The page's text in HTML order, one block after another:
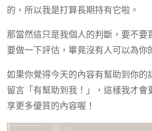
的，所以我是打算長期持有它啦。
那當然這只是我個人的判斷，要不要
要做一下評估，畢竟沒有人可以為你
如果你覺得今天的內容有幫助到你的
留言「有幫助到我！」，這樣我才會
享更多優質的內容喔！